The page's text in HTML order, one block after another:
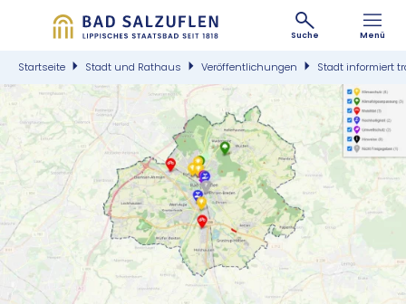
Suche Menü
Startseite Stadt und Rathaus Veröffentlichungen Stadt informiert